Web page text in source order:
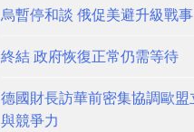
烏暫停和談 俄促美避升級戰事
終結 政府恢復正常仍需等待
德國財長訪華前密集協調歐盟
與競爭力